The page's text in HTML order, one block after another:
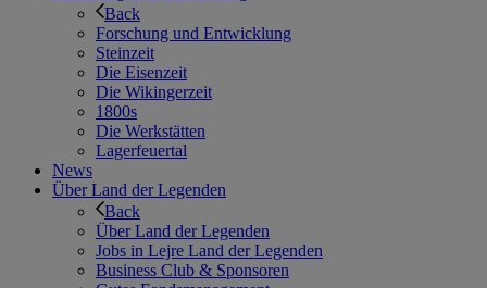
Back
Forschung und Entwicklung
Steinzeit
Die Eisenzeit
Die Wikingerzeit
1800s
Die Werkstätten
Lagerfeuertal
News
Über Land der Legenden
Back
Über Land der Legenden
Jobs in Lejre Land der Legenden
Business Club & Sponsoren